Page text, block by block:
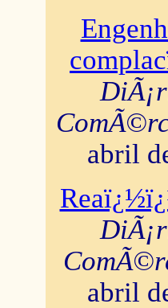
abril
abril